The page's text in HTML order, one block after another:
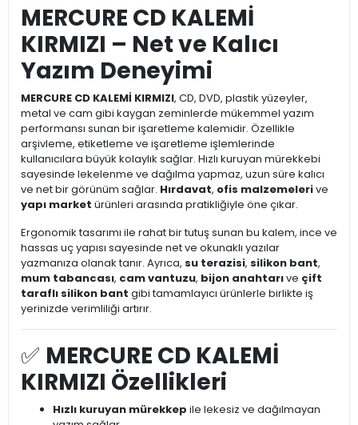
MERCURE CD KALEMİ
KIRMIZI – Net ve Kalıcı
Yazım Deneyimi
MERCURE CD KALEMİ KIRMIZI, CD, DVD, plastik yüzeyler,
metal ve cam gibi kaygan zeminlerde mükemmel yazım
performansı sunan bir işaretleme kalemidir. Özellikle
arşivleme, etiketleme ve işaretleme işlemlerinde
kullanıcılara büyük kolaylık sağlar. Hızlı kuruyan mürekkebi
sayesinde lekelenme ve dağılma yapmaz, uzun süre kalıcı
ve net bir görünüm sağlar. Hırdavat, ofis malzemelerive
yapı market ürünleri arasında pratikliğiyle öne çıkar.
Ergonomik tasarımı ile rahat bir tutuş sunan bu kalem, ince ve
hassas uç yapısı sayesinde net ve okunaklı yazılar
yazmanıza olanak tanır. Ayrıca, su terazisi, silikon bant,
mum tabancası, cam vantuzu, bijon anahtarıve çift
taraflı silikon bant gibi tamamlayıcı ürünlerle birlikte iş
yerinizde verimliliği artırır.
✅ MERCURE CD KALEMİ
KIRMIZI Özellikleri
Hızlı kuruyan mürekkep ile lekesiz ve dağılmayan